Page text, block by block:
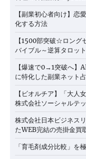
【副業初心者向け】
化する方法
【1500部突破☆ロング
バイブル～逆算タロッ
【爆速で0→1突破へ】
に特化した副業ネット
【ビオルチア】「大人
株式会社ソーシャルテ
株式会社日本ビジネス
たWEB完結の売掛金買
「育毛剤成分比較」を